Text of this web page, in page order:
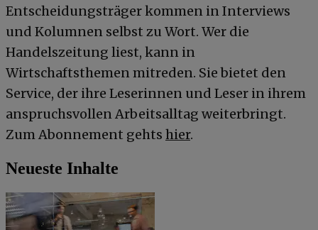
Entscheidungsträger kommen in Interviews
und Kolumnen selbst zu Wort. Wer die
Handelszeitung liest, kann in
Wirtschaftsthemen mitreden. Sie bietet den
Service, der ihre Leserinnen und Leser in ihrem
anspruchsvollen Arbeitsalltag weiterbringt.
Zum Abonnement gehts hier.
Neueste Inhalte